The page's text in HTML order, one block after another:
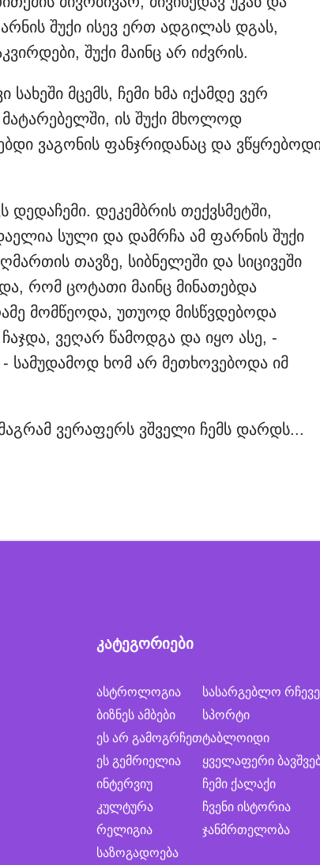
შუქი ისევ ერთ ადგილას დგას,
შუქი მაინც არ იძვრის.
მცემს, ჩემი ხმა იქამდე ვერ
მატარებელში, ის შუქი მხოლოდ
ვაგონის ფანჯრიდანაც და
დედაჩემი. დეკემბრის თექვსმეტში,
სული და დამრჩა ამ ფარნის შუქი
თავზე, სიბნელეში და სიცივეში
რომ ცოტათი მაინც მინათებდა
მომწეოდა, უთუოდ მისწვდებოდა
ვეღარ წამოდგა და იყო ასე, -
სამუდამოდ ხომ არ მეთხოვებოდა იმ
ვერაფერს ვშველი ჩემს დარდს...
კატეგორიები
ასტროლოგია
ბიზნეს ამბები
ეს არ გამოგრჩეთ
ეს გემრიელია
ინტერვიუ
კულტურა
რელიგია
საზოგადოება
სასარგებლო
სპორტი
ტაბლოიდი
ყველაფერი
ჩემი ქალაქი
ჩვენი ისტორია
ჯანმრთელობა